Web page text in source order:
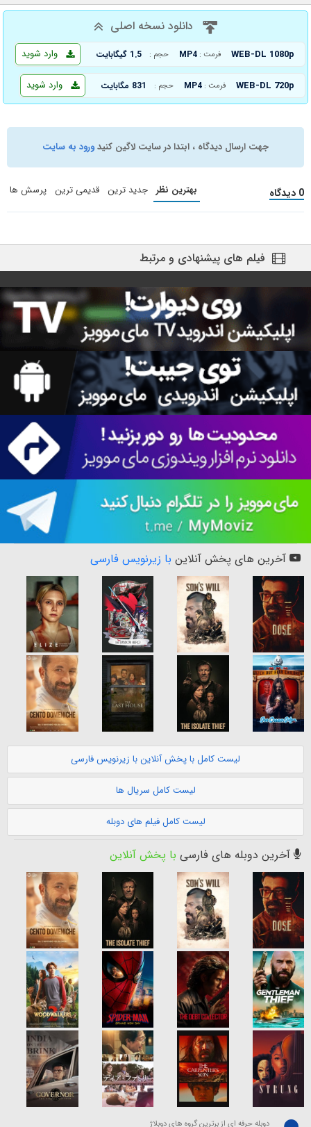
دانلود نسخه اصلی
WEB-DL 1080p فرمت : MP4 حجم : 1.5 گیگابایت وارد شوید
WEB-DL 720p فرمت : MP4 حجم : 831 مگابایت وارد شوید
جهت ارسال دیدگاه ، ابتدا در سایت لاگین کنیدورود به سایت
0 دیدگاه بهترین نظر جدید ترین قدیمی ترین پرسش ها
فیلم های پیشنهادی و مرتبط
آخرین های پخش آنلاین با زیرنویس فارسی
لیست کامل با پخش آنلاین با زیرنویس فارسی
لیست کامل سریال ها
لیست کامل فیلم های دوبله
آخرین دوبله های فارسی با پخش آنلاین
دوبله حرفه ای از برترین گروه های دوبلاژ